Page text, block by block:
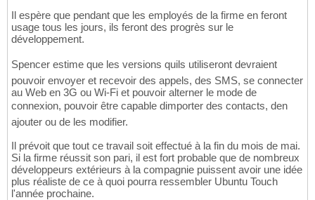
Il espère que pendant que les employés de la firme en feront
usage tous les jours, ils feront des progrès sur le
développement.
Spencer estime que les versions quils utiliseront devraient
pouvoir envoyer et recevoir des appels, des SMS, se connecter
au Web en 3G ou Wi-Fi et pouvoir alterner le mode de
connexion, pouvoir être capable dimporter des contacts, den
ajouter ou de les modifier.
Il prévoit que tout ce travail soit effectué à la fin du mois de mai.
Si la firme réussit son pari, il est fort probable que de nombreux
développeurs extérieurs à la compagnie puissent avoir une idée
plus réaliste de ce à quoi pourra ressembler Ubuntu Touch
l'année prochaine.